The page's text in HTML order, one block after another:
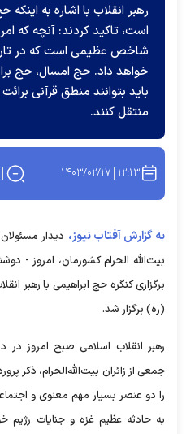
رهبر انقلاب با اشاره به
است، تاکید کردند: آنچه که
شاخص عظیمی است که در
خواهد داد. حج امسال، حج
باید بتوانند منطق قرآنی
منتقل کنند.
۱۲:۱۳ ۱۴۰۳/۰۲/۱۷
به گزارش آفتاب نیوز، دیدار
برگزاری کنگره حج ابراهیمی با رهبر
(ره) برگزار شد.
رهبر انقلاب اسلامی صبح امروز در
جمعی از زائران بیت‌الله‌الحرام، ذکر
را دو عنصر بسیار مهم معنوی و
به حادثه عظیم غزه و جنایات